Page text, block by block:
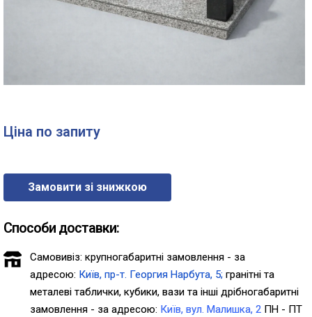
Ціна по запиту
Замовити зі знижкою
Способи доставки:
Самовивіз: крупногабаритні замовлення - за
адресою: Київ, пр-т. Георгия Нарбута, 5;гранітні та
металеві таблички, кубики, вази та інші дрібногабаритні
замовлення - за адресою: Київ, вул. Малишка, 2 ПН - ПТ